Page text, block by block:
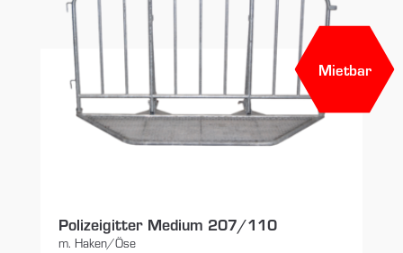
Zurücksetzen
Mietbar
Polizeigitter Medium 207/110
m. Haken/Öse